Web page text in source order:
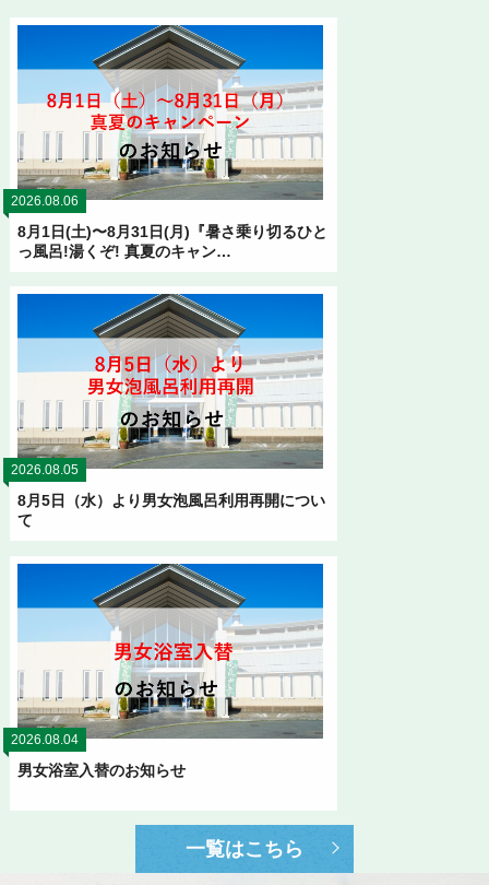
2026.08.06
8月1日(土)〜8月31日(月)『暑さ乗り切るひと
っ風呂!湯くぞ! 真夏のキャン…
2026.08.05
8月5日（水）より男女泡風呂利用再開につい
て
2026.08.04
男女浴室入替のお知らせ
一覧はこちら